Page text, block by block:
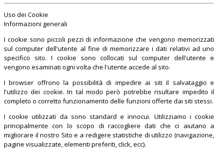
Uso dei Cookie
Informazioni generali
I cookie sono piccoli pezzi di informazione che vengono memorizzati
sul computer dell'utente al fine di memorizzare i dati relativi ad uno
specifico sito. I cookie sono collocati sul computer dell'utente e
vengono esaminati ogni volta che l'utente accede al sito.
I browser offrono la possibilità di impedire ai siti il salvataggio e
l'utilizzo dei cookie. In tal modo però potrebbe risultare impedito il
completo o corretto funzionamento delle funzioni offerte dai siti stessi.
I cookie utilizzati da sono standard e innocui. Utilizziamo i cookie
principalmente con lo scopo di raccogliere dati che ci aiutano a
migliorare il nostro Sito e a redigere statistiche di utilizzo (navigazione,
pagine visualizzate, elementi preferiti, click, ecc).